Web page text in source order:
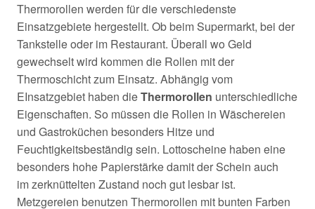
Thermorollen werden für die verschiedenste
Einsatzgebiete hergestellt. Ob beim Supermarkt, bei der
Tankstelle oder im Restaurant. Überall wo Geld
gewechselt wird kommen die Rollen mit der
Thermoschicht zum Einsatz. Abhängig vom
EInsatzgebiet haben dieThermorollen unterschiedliche
Eigenschaften. So müssen die Rollen in Wäschereien
und Gastroküchen besonders Hitze und
Feuchtigkeitsbeständig sein. Lottoscheine haben eine
besonders hohe Papierstärke damit der Schein auch
imzerknüttelten Zustand noch gut lesbar ist.
Metzgereien benutzen Thermorollen mit bunten Farben